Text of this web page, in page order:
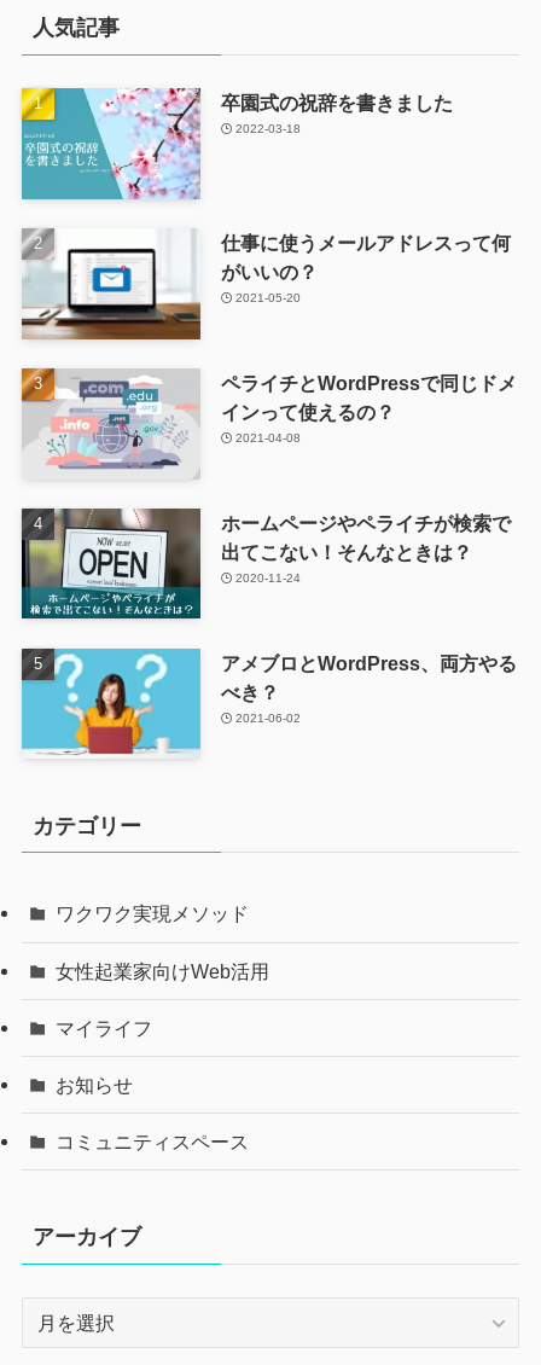
人気記事
卒園式の祝辞を書きました
2022-03-18
仕事に使うメールアドレスって何
がいいの？
2021-05-20
ペライチとWordPressで同じドメ
インって使えるの？
2021-04-08
ホームページやペライチが検索で
出てこない！そんなときは？
2020-11-24
アメブロとWordPress、両方やる
べき？
2021-06-02
カテゴリー
ワクワク実現メソッド
女性起業家向けWeb活用
マイライフ
お知らせ
コミュニティスペース
アーカイブ